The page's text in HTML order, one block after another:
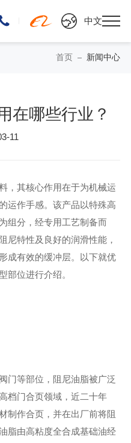
中文
首页 新闻中心
在哪些行业？
11
，其核心作用在于为机械运
运作手感。该产品以特殊高
组分，经专用工艺制备而
尼特性及良好的润滑性能，
成有效的缓冲层。以下就优
部位进行介绍。
门等部位，阻尼油脂被广泛
档门合页领域，近二十年
制作合页，并在出厂前将阻
脂由高粘度全合成基础油经